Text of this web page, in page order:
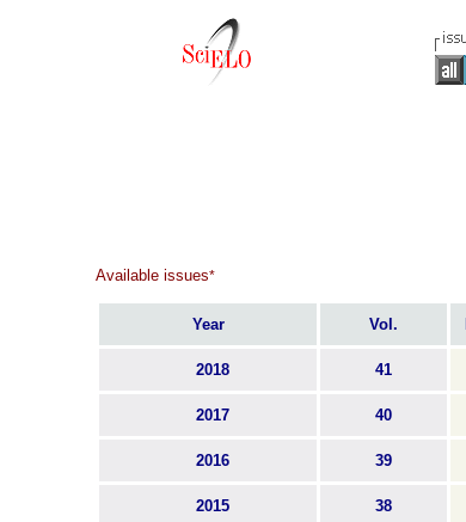
Available issues*
Year Vol.
2018 41
2017 40
2016 39
2015 38